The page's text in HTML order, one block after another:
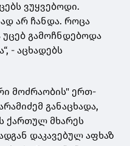
ვუყვებოდი.
არ ჩანდა. როცა
გამოჩნდებოდა
- აცხადებს
მოძრაობის" ერთ-
განაცხადა,
ქართულ მხარეს
დაკავებულ აფხაზ